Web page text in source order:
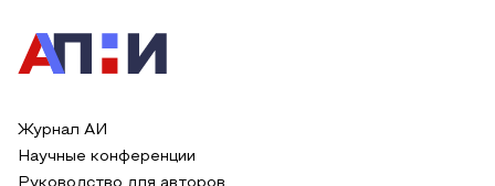
Журнал АИ
Научные конференции